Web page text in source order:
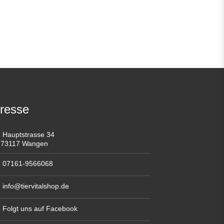
Hauptstrasse 34
73117 Wangen
07161-9566068
info@tiervitalshop.de
Folgt uns auf Facebook